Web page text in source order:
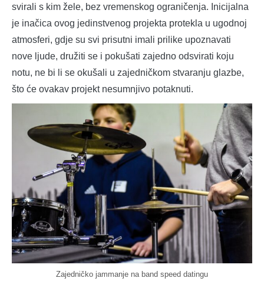
svirali s kim žele, bez vremenskog ograničenja. Inicijalna
je inačica ovog jedinstvenog projekta protekla u ugodnoj
atmosferi, gdje su svi prisutni imali prilike upoznavati
nove ljude, družiti se i pokušati zajedno odsvirati koju
notu, ne bi li se okušali u zajedničkom stvaranju glazbe,
što će ovakav projekt nesumnjivo potaknuti.
Zajedničko jammanje na band speed datingu